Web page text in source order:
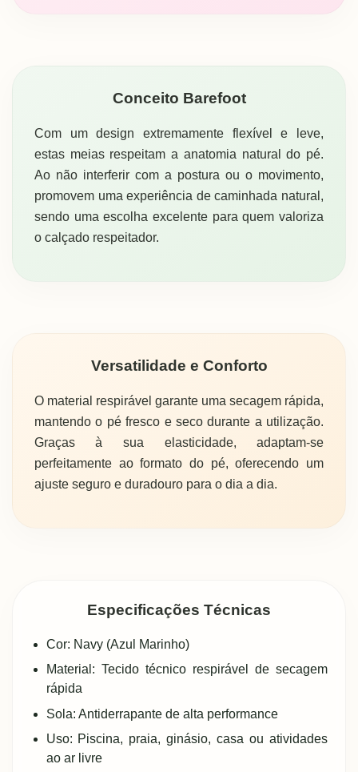
Conceito Barefoot
Com um design extremamente flexível e leve,
estas meias respeitam a anatomia natural do pé.
Ao não interferir com a postura ou o movimento,
promovem uma experiência de caminhada natural,
sendo uma escolha excelente para quem valoriza
o calçado respeitador.
Versatilidade e Conforto
O material respirável garante uma secagem rápida,
mantendo o pé fresco e seco durante a utilização.
Graças à sua elasticidade, adaptam-se
perfeitamente ao formato do pé, oferecendo um
ajuste seguro e duradouro para o dia a dia.
Especificações Técnicas
Cor: Navy (Azul Marinho)
Material: Tecido técnico respirável de secagem
rápida
Sola: Antiderrapante de alta performance
Uso: Piscina, praia, ginásio, casa ou atividades
ao ar livre